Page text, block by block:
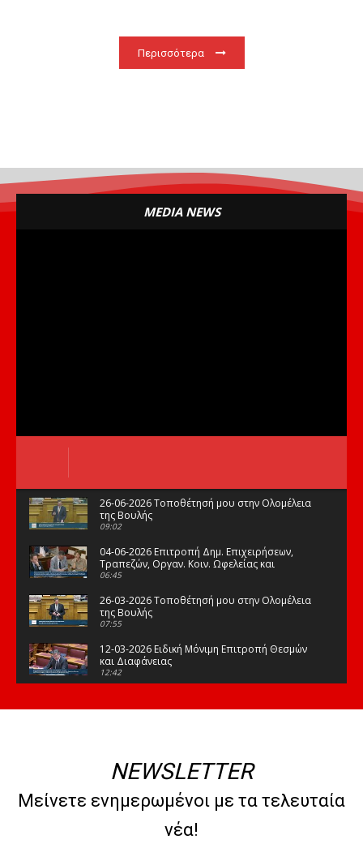
Περισσότερα
MEDIA NEWS
26-06-2026 Τοποθέτησή μου στην Ολομέλεια
της Βουλής
09:02
04-06-2026 Επιτροπή Δημ. Επιχειρήσεων,
Τραπεζών, Οργαν. Κοιν. Ωφελείας και
Φορέων Κοινων. Ασφάλισης
06:45
26-03-2026 Τοποθέτησή μου στην Ολομέλεια
της Βουλής
07:55
12-03-2026 Ειδική Μόνιμη Επιτροπή Θεσμών
και Διαφάνειας
12:42
της Βουλής
08:47
10-02-2026 Διαρκής Επιτροπή Μορφωτικών
Υποθέσεων
NEWSLETTER
Μείνετε ενημερωμένοι με τα τελευταία
νέα!